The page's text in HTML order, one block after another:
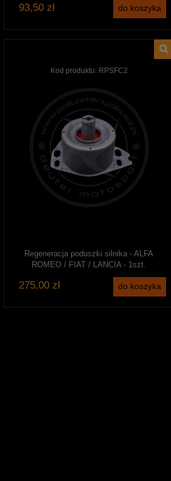
93,50 zł do koszyka
Kod produktu: RPSFC2
Regeneracja poduszki silnika - ALFA
ROMEO / FIAT / LANCIA - 1szt.
275,00 zł do koszyka